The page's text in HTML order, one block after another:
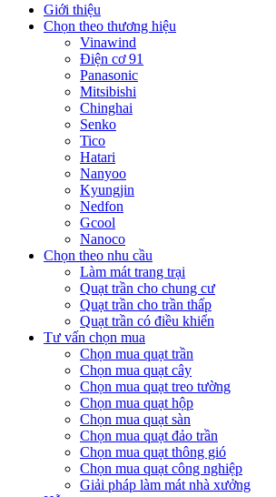
Giới thiệu
Chọn theo thương hiệu
Vinawind
Điện cơ 91
Panasonic
Mitsibishi
Chinghai
Senko
Tico
Hatari
Nanyoo
Kyungjin
Nedfon
Gcool
Nanoco
Chọn theo nhu cầu
Làm mát trang trại
Quạt trần cho chung cư
Quạt trần cho trần thấp
Quạt trần có điều khiển
Tư vấn chọn mua
Chọn mua quạt trần
Chọn mua quạt cây
Chọn mua quạt treo tường
Chọn mua quạt hộp
Chọn mua quạt sàn
Chọn mua quạt đảo trần
Chọn mua quạt thông gió
Chọn mua quạt công nghiệp
Giải pháp làm mát nhà xưởng